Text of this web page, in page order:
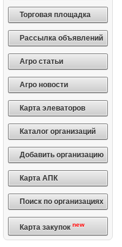
Торговая площадка
Рассылка объявлений
Агро статьи
Агро новости
Карта элеваторов
Каталог организаций
Добавить организацию
Карта АПК
Поиск по организациях
Карта закупок new